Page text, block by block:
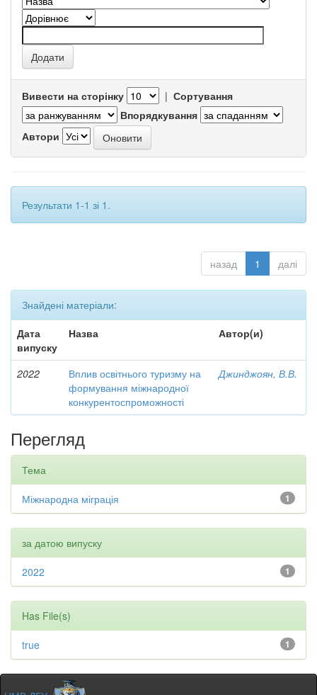
Вивести на сторінку | Сортування
Впорядкування
Автори
Результати 1-1 зі 1.
назад 1 далі
Знайдені матеріали:
Дата
випуску
Назва Автор(и)
2022
Вплив освітнього туризму на
формування міжнародної
конкурентоспроможності
Джинджоян, В.В.
Перегляд
Тема
1
Міжнародна міграція
за датою випуску
1
2022
Has File(s)
1
true